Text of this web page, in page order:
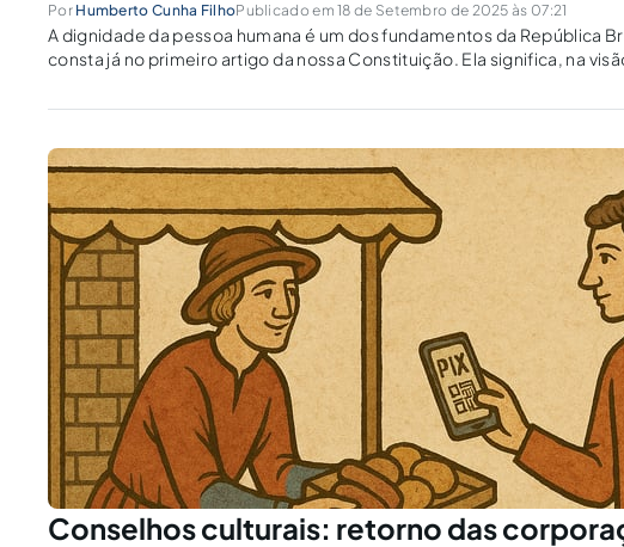
Por Humberto Cunha FilhoPublicado em 18 de Setembro de 2025 às 07:21
A dignidade da pessoa humana é um dos fundamentos da República
consta já no primeiro artigo da nossa Constituição. Ela significa, na
Conselhos culturais: retorno das